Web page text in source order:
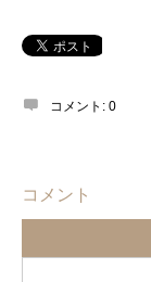
コメント: 0
コメント